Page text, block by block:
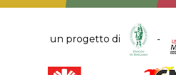
un progetto di -